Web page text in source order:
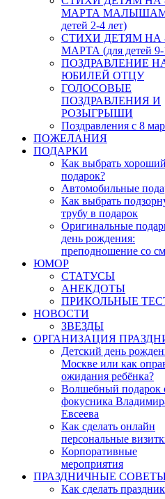
МАРТА МАЛЫШАМ
детей 2-4 лет)
СТИХИ ДЕТЯМ НА
МАРТА (для детей 9-
ПОЗДРАВЛЕНИЕ
ЮБИЛЕЙ ОТЦУ
ГОЛОСОВЫЕ
ПОЗДРАВЛЕНИЯ И
РОЗЫГРЫШИ
Поздравления с 8
ПОЖЕЛАНИЯ
ПОДАРКИ
Как выбрать хороший
подарок?
Автомобильные
Как выбрать
трубу в подарок
Оригинальные
день рождения:
преподношение со
ЮМОР
СТАТУСЫ
АНЕКДОТЫ
ПРИКОЛЬНЫЕ
НОВОСТИ
ЗВЕЗДЫ
ОРГАНИЗАЦИЯ
Детский день
Москве или как
ожидания ребёнка?
Волшебный подарок
фокусника
Евсеева
Как сделать онлайн
персональные
Корпоративные
мероприятия
ПРАЗДНИЧНЫЕ
Как сделать